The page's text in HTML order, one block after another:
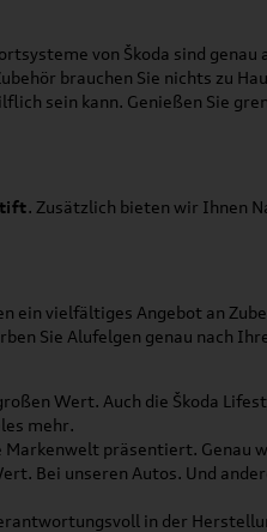
von Škoda sind
brauchen Sie nichts zu
sein kann. Genießen Sie
. Zusätzlich bieten wir Ihnen
ein vielfältiges Angebot an
Sie Alufelgen genau nach
Wert. Auch die Škoda
mehr.
präsentiert. Genau
Bei unseren Autos. Und
in der